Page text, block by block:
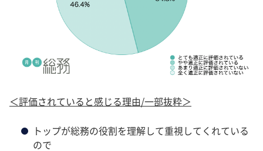
＜評価されていると感じる理由/一部抜粋＞
トップが総務の役割を理解して重視してくれている
ので